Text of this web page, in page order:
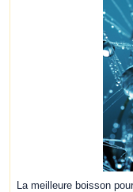
La meilleure boisson